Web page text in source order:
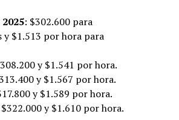
: $302.600 para
y $1.513 por hora para
y $1.541 por hora.
y $1.567 por hora.
y $1.589 por hora.
y $1.610 por hora.